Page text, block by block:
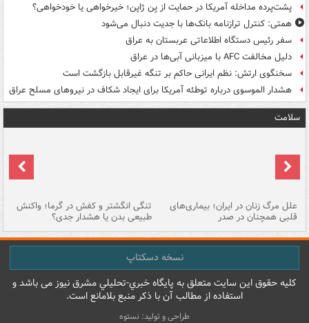
پشت‌پرده مداخله آمریکا در حمایت از یِن ژاپن؛ خیرخواهی یا خودخواهی؟
همتی: کنترل ترازنامه بانک‌ها با جدیت دنبال می‌شود
سفر رئیس دستگاه اطلاعاتی عربستان به عراق
دلیل مخالفت AFC با میزبانی آبی‌ها در عراق
سخنگوی ارتش: نظم ایرانی حاکم بر تنگه غیرقابل بازگشت است
هشدار الموسوی درباره توطئه آمریکا برای ایجاد شکاف در نیروهای مسلح عراق
سلامت
علل مرگ زنان در ایران؛ بیماری‌های
قلبی همچنان در صدر
تنگی انگشتر و کفش در گرما؛ واکنش
طبیعی بدن یا هشدار جدی؟
نسخه دسکتاپ
کليه حقوق اين سايت متعلق به پایگاه خبري-تحليلي مشرق نيوز می باشد و
استفاده از مطالب آن با ذکر منبع بلامانع است.
طراحی و تولید: نستوه